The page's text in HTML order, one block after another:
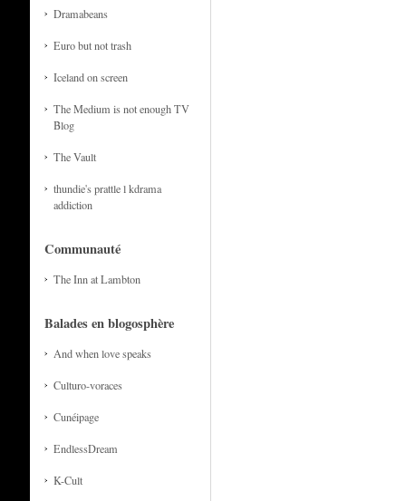
Dramabeans
Euro but not trash
Iceland on screen
The Medium is not enough TV
Blog
The Vault
thundie's prattle l kdrama
addiction
Communauté
The Inn at Lambton
Balades en blogosphère
And when love speaks
Culturo-voraces
Cunéipage
EndlessDream
K-Cult